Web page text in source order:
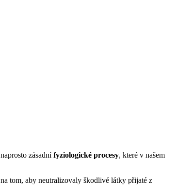
zásadnífyziologické procesy, které v našem
tom, aby neutralizovaly škodlivé látky přijaté z